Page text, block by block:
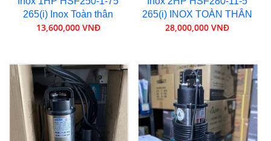
265(i) Inox Toàn thân
13,600,000 VNĐ
265(i) INOX TOÀN THÂN
28,000,000 VNĐ